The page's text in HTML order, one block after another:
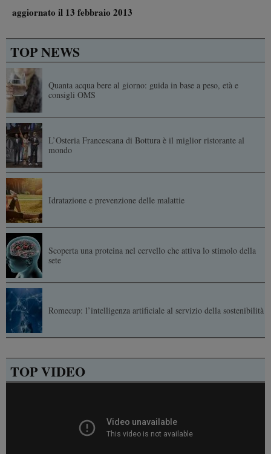
aggiornato il 13 febbraio 2013
TOP NEWS
Quanta acqua bere al giorno: guida in base a peso, età e
consigli OMS
L’Osteria Francescana di Bottura è il miglior ristorante al
mondo
Idratazione e prevenzione delle malattie
Scoperta una proteina nel cervello che attiva lo stimolo della
sete
Romecup: l’intelligenza artificiale al servizio della sostenibilità
TOP VIDEO